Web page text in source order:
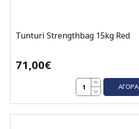
Tunturi Strengthbag 15kg Red
71,00€
ΑΓΟΡΆ